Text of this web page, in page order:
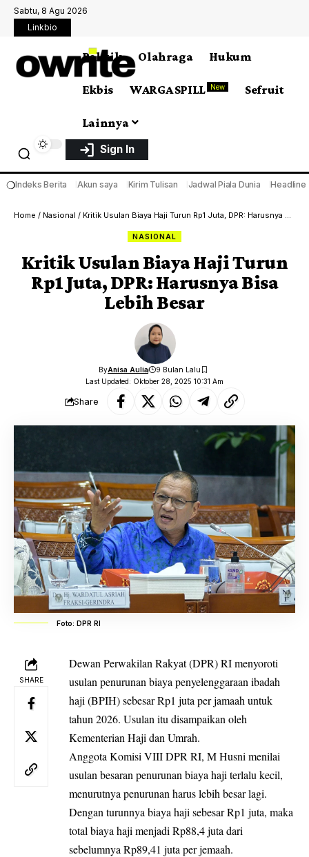
Sabtu, 8 Agu 2026
Linkbio
Politik Olahraga Hukum
Ekbis WARGA SPILL New Sefruit
Lainnya
Sign In
❍Indeks Berita Akun saya Kirim Tulisan Jadwal Piala Dunia Headline
Home / Nasional / Kritik Usulan Biaya Haji Turun Rp1 Juta, DPR: Harusnya Bisa Lebih Besar
NASIONAL
Kritik Usulan Biaya Haji Turun
Rp1 Juta, DPR: Harusnya Bisa
Lebih Besar
Last Updated: Oktober 28, 2025 10:31 Am
ByAnisa Aulia 9 Bulan Lalu
Share
Foto: DPR RI
SHARE
Dewan Perwakilan Rakyat (DPR) RI menyoroti
usulan penurunan biaya penyelenggaraan ibadah
haji (BPIH) sebesar Rp1 juta per jamaah untuk
tahun 2026. Usulan itu disampaikan oleh
Kementerian Haji dan Umrah.
Anggota Komisi VIII DPR RI, M Husni menilai
usulan besaran penurunan biaya haji terlalu kecil,
menurutnya penurunan harus lebih besar lagi.
Dengan turunnya biaya haji sebesar Rp1 juta, maka
total biaya haji menjadi Rp88,4 juta dari
sebelumnya Rp89,41 juta per jemaah.